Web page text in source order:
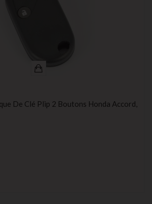
De Clé Plip 2 Boutons Honda Accord,